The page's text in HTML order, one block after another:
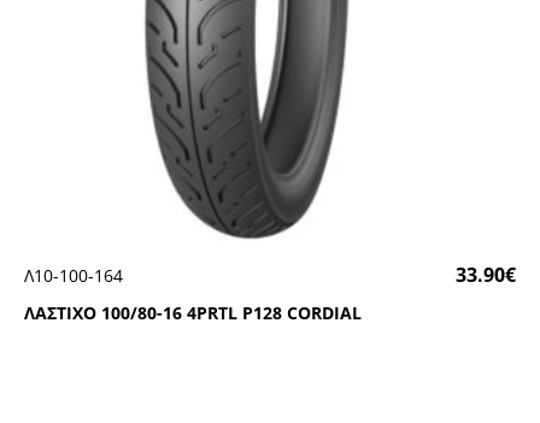
ΛΑΣΤΙΧΟ 100/80-16 4ΡRΤL Ρ128 CΟRDΙΑL
Λ10-100-164 33.90€